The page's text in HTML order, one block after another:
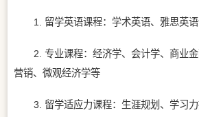
1. 留学英语课程：学术英语、雅思英
2. 专业课程：经济学、会计学、商业
营销、微观经济学等
3. 留学适应力课程：生涯规划、学习